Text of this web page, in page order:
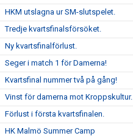
HKM utslagna ur SM-slutspelet.
Tredje kvartsfinalsförsöket.
Ny kvartsfinalförlust.
Seger i match 1 för Damerna!
Kvartsfinal nummer två på gång!
Vinst för damerna mot Kroppskultur.
Förlust i första kvartsfinalen.
HK Malmö Summer Camp